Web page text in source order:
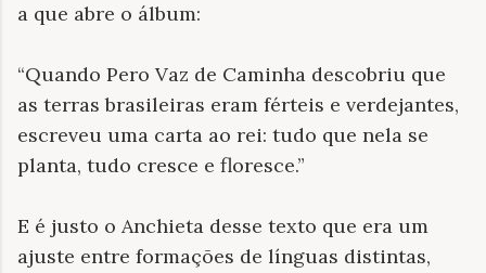
a que abre o álbum:
“Quando Pero Vaz de Caminha descobriu que
as terras brasileiras eram férteis e verdejantes,
escreveu uma carta ao rei: tudo que nela se
planta, tudo cresce e floresce.”
E é justo o Anchieta desse texto que era um
ajuste entre formações de línguas distintas,